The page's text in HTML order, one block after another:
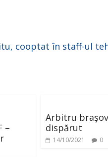
cooptat în staff-ul
–
Arbitru
dispărut
14/10/2021 0